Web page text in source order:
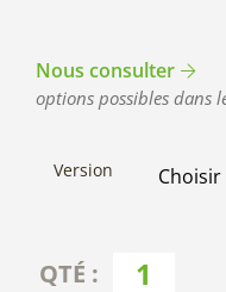
Nous consulter
options possibles dans
Version